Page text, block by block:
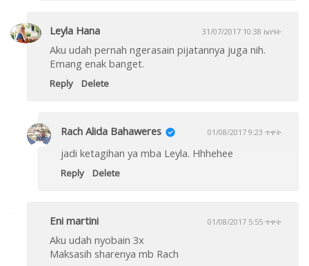
Leyla Hana 31/07/2017 10:38 ከሰዓት
Aku udah pernah ngerasain pijatannya juga nih.
Emang enak banget.
Reply Delete
Rach Alida Bahaweres 01/08/2017 9:23 ጥዋት
jadi ketagihan ya mba Leyla. Hhhehee
Reply Delete
Eni martini 01/08/2017 5:55 ጥዋት
Aku udah nyobain 3x
Maksasih sharenya mb Rach